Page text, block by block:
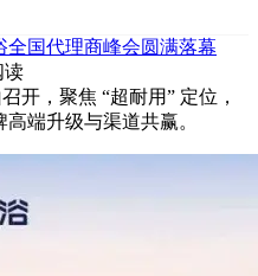
国代理商峰会圆满落幕
读
开，聚焦 “超耐用” 定位，
端升级与渠道共赢。